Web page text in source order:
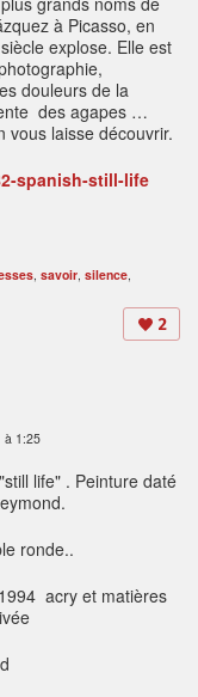
à Picasso, en
explose. Elle est
douleurs de la
des agapes …
vous laisse découvrir.
spanish-still-life
, savoir, silence,
2
à 1:25
life" . Peinture daté
ronde..
acry et matières